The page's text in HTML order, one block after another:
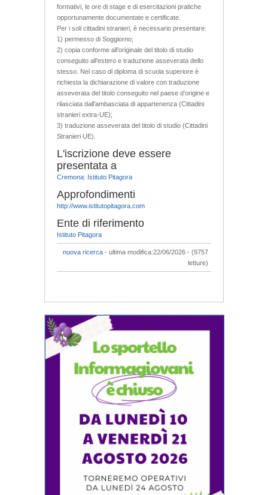
formativi, le ore di stage e di esercitazioni pratiche
opportunamente documentate e certificate.
Per i soli cittadini stranieri, è necessario presentare:
1) permesso di Soggiorno;
2) copia conforme all’originale del titolo di studio
conseguito all’estero e traduzione asseverata dello
stesso. Nel caso di diploma di scuola superiore è
richiesta la dichiarazione di valore con traduzione
asseverata del titolo conseguito nel paese d’origine e
rilasciata dall’ambasciata di appartenenza (Cittadini
stranieri extra-UE);
3) traduzione asseverata del titolo di studio (Cittadini
Stranieri UE).
L'iscrizione deve essere
presentata a
Cremona: Istituto Pitagora
Approfondimenti
http://www.istitutopitagora.com
Ente di riferimento
Istituto Pitagora
nuova ricerca - ultima modifica:22/06/2026 - (9757
letture)